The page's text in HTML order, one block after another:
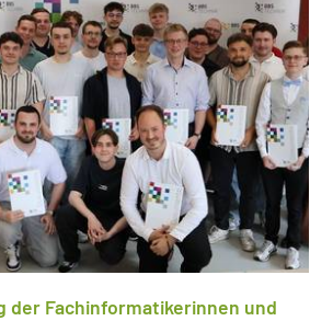
der Fachinformatikerinnen und